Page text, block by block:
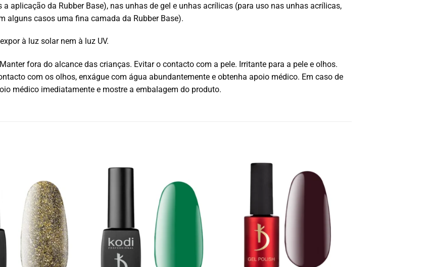
aplicação da Rubber Base), nas unhas de gel e unhas acrílicas (para uso nas unhas acrílicas,
alguns casos uma fina camada da Rubber Base).
à luz solar nem à luz UV.
Manter fora do alcance das crianças. Evitar o contacto com a pele. Irritante para a pele e olhos.
com os olhos, enxágue com água abundantemente e obtenha apoio médico. Em caso de
médico imediatamente e mostre a embalagem do produto.